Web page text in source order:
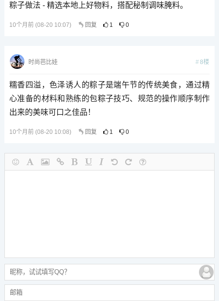
粽子做法 - 精选本地上好物料，搭配秘制调味腌料。
10个月前 (08-20 10:07) 回复 1 0
时尚芭比娃 8楼
糯香四溢，色泽诱人的粽子是端午节的传统美食，通过精
心准备的材料和熟练的包粽子技巧、规范的操作顺序制作
出来的美味可口之佳品！
10个月前 (08-20 10:08) 回复 1 0